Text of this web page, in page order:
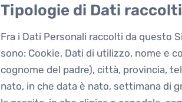
Tipologie di Dati raccolti
Fra i Dati Personali raccolti da questo
sono: Cookie, Dati di utilizzo, nome e
cognome del padre), città, provincia,
nato, in che data è nato, settimana di